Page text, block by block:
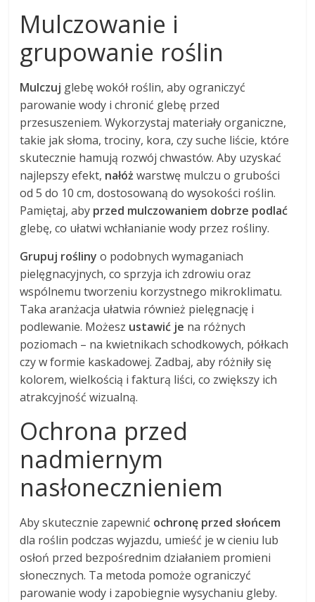
Mulczowanie i
grupowanie roślin
Mulczuj glebę wokół roślin, aby ograniczyć
parowanie wody i chronić glebę przed
przesuszeniem. Wykorzystaj materiały organiczne,
takie jak słoma, trociny, kora, czy suche liście, które
skutecznie hamują rozwój chwastów. Aby uzyskać
najlepszy efekt, nałóż warstwę mulczu o grubości
od 5 do 10 cm, dostosowaną do wysokości roślin.
Pamiętaj, aby przed mulczowaniem dobrze podlać
glebę, co ułatwi wchłanianie wody przez rośliny.
Grupuj rośliny o podobnych wymaganiach
pielęgnacyjnych, co sprzyja ich zdrowiu oraz
wspólnemu tworzeniu korzystnego mikroklimatu.
Taka aranżacja ułatwia również pielęgnację i
podlewanie. Możesz ustawić je na różnych
poziomach – na kwietnikach schodkowych, półkach
czy w formie kaskadowej. Zadbaj, aby różniły się
kolorem, wielkością i fakturą liści, co zwiększy ich
atrakcyjność wizualną.
Ochrona przed
nadmiernym
nasłonecznieniem
Aby skutecznie zapewnić ochronę przed słońcem
dla roślin podczas wyjazdu, umieść je w cieniu lub
osłoń przed bezpośrednim działaniem promieni
słonecznych. Ta metoda pomoże ograniczyć
parowanie wody i zapobiegnie wysychaniu gleby.